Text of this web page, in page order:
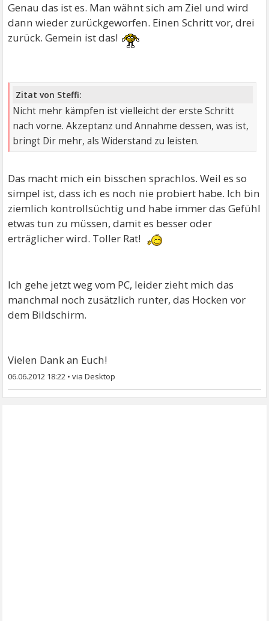
Genau das ist es. Man wähnt sich am Ziel und wird
dann wieder zurückgeworfen. Einen Schritt vor, drei
zurück. Gemein ist das!
Zitat von Steffi:
Nicht mehr kämpfen ist vielleicht der erste Schritt
nach vorne. Akzeptanz und Annahme dessen, was ist,
bringt Dir mehr, als Widerstand zu leisten.
Das macht mich ein bisschen sprachlos. Weil es so
simpel ist, dass ich es noch nie probiert habe. Ich bin
ziemlich kontrollsüchtig und habe immer das Gefühl
etwas tun zu müssen, damit es besser oder
erträglicher wird. Toller Rat!
Ich gehe jetzt weg vom PC, leider zieht mich das
manchmal noch zusätzlich runter, das Hocken vor
dem Bildschirm.
Vielen Dank an Euch!
06.06.2012 18:22 •